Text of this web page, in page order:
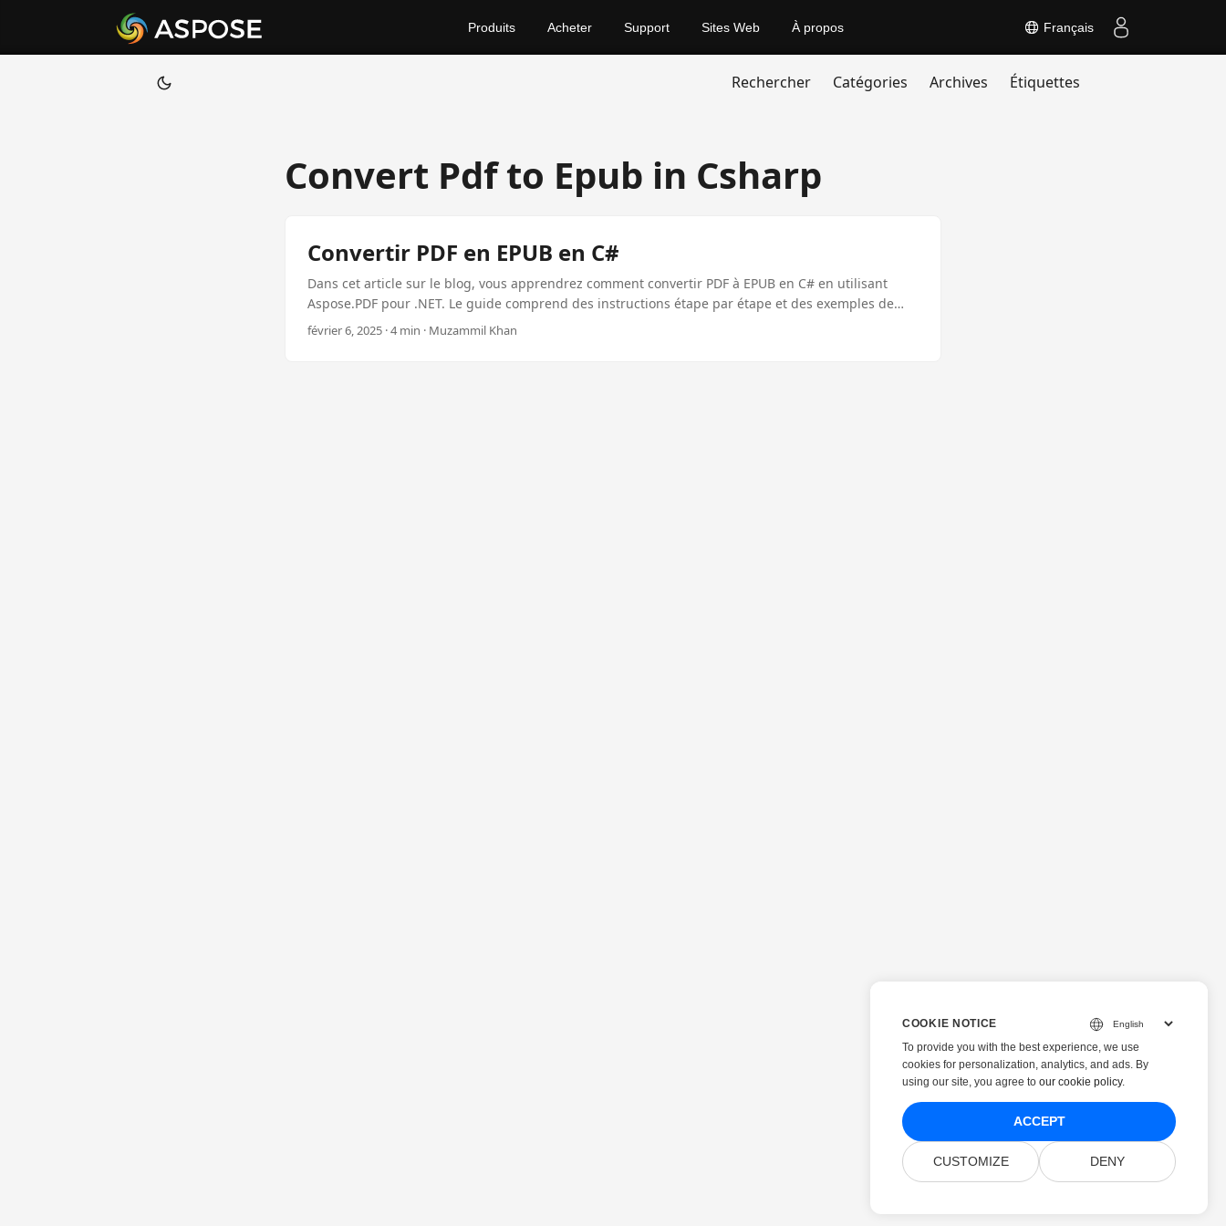
Français
Produits Acheter Support Sites Web À propos
Rechercher Catégories Archives Étiquettes
Convert Pdf to Epub in Csharp
Convertir PDF en EPUB en C#
Dans cet article sur le blog, vous apprendrez comment convertir PDF à EPUB en C# en utilisant
Aspose.PDF pour .NET. Le guide comprend des instructions étape par étape et des exemples de
code, ce qui rend facile à suivre!
février 6, 2025 · 4 min · Muzammil Khan
COOKIE NOTICE
To provide you with the best experience, we use
cookies for personalization, analytics, and ads. By
using our site, you agree to our cookie policy.
ACCEPT
CUSTOMIZE DENY